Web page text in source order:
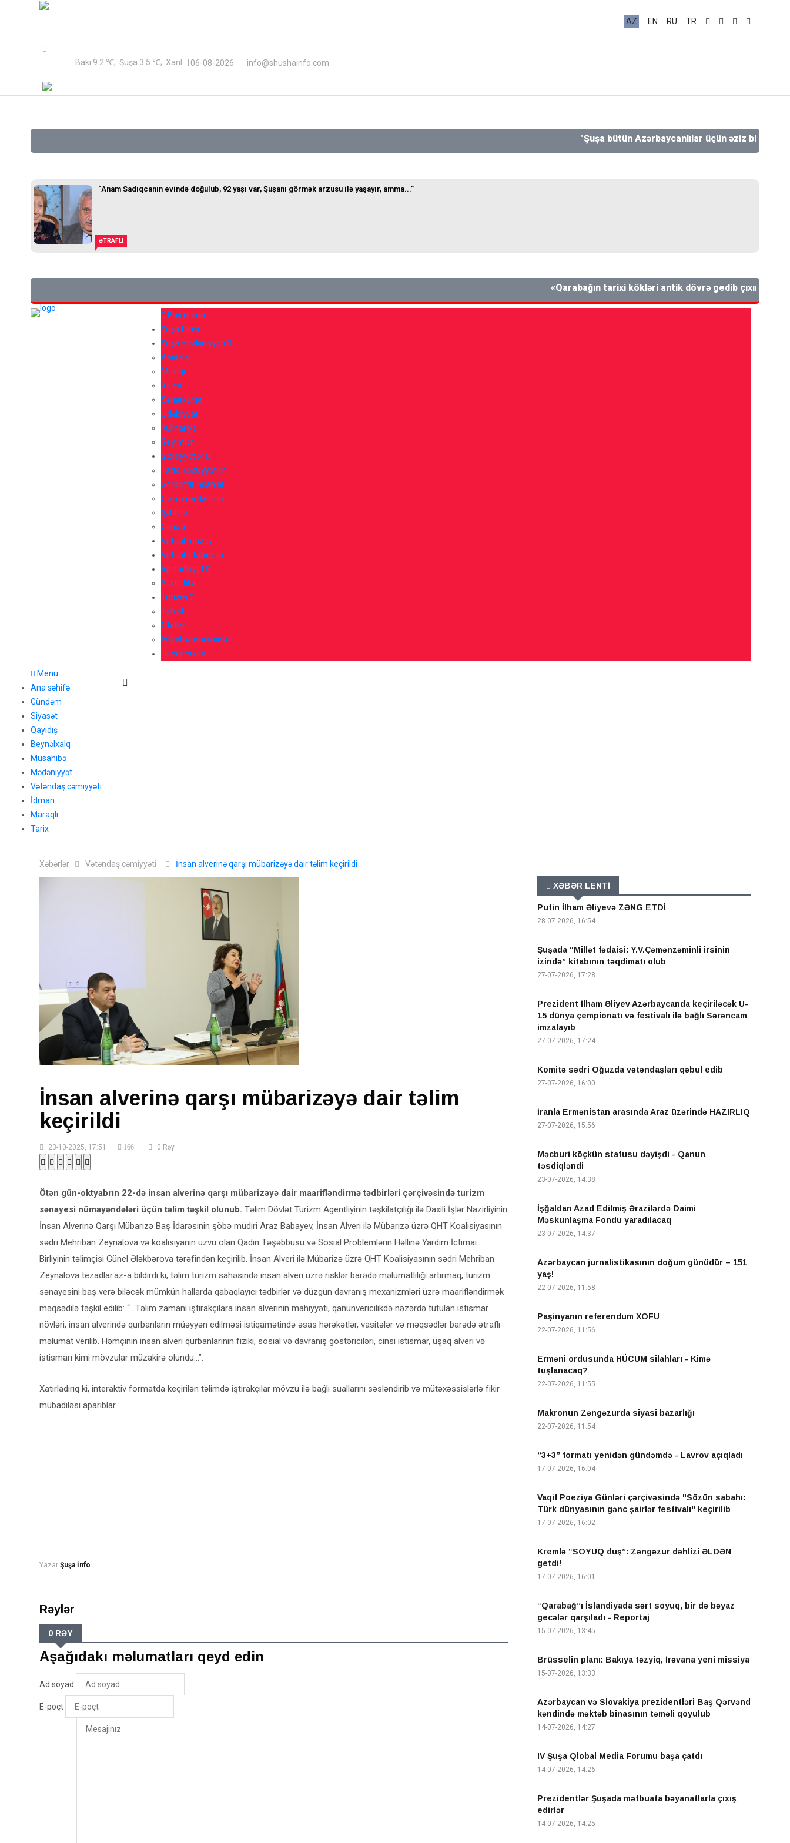
Bakı 9.2 ℃; Şuşa 3.5 ℃; Xankəndi 2 ℃;06-08-2026 info@shushainfo.com
AZ EN RU TR
"Şuşa bütün Azərbaycanlılar üçün əziz bir
“Anam Sadıqcanın evində doğulub, 92 yaşı var, Şuşanı görmək arzusu ilə yaşayır, amma...”
ƏTRAFLI
«Qarabağın tarixi kökləri antik dövrə gedib çıxır. Bu,
Baş menu
Şuşa tarixi
Şuşa mədəniyyəti
Abidələr
Musiqi
Xalça
Sənətkarlıq
Ədəbiyyat
Kulinariya
Geyimlər
Şəxsiyyətlər
Tarixi şəxsiyyətlər
Görkəmli insanlar
Qəhrəmanlarımız
Şəhidlər
Gənclər
Virtual muzey
Virtual kitabxana
İqtisadiyyat
Statistika
Turizm
Təbiəti
Otellər
İstirahət məskənləri
Haqqımızda
Menu
Ana səhifə
Gündəm
Siyasət
Qayıdış
Beynəlxalq
Müsahibə
Mədəniyyət
Vətəndaş cəmiyyəti
İdman
Maraqlı
Tarix
Xəbərlər Vətəndaş cəmiyyəti İnsan alverinə qarşı mübarizəyə dair təlim keçirildi
İnsan alverinə qarşı mübarizəyə dair təlim
keçirildi
23-10-2025, 17:51 166 0 Rəy
Ötən gün-oktyabrın 22-də insan alverinə qarşı mübarizəyə dair maarifləndirmə tədbirləri çərçivəsində turizm
sənayesi nümayəndələri üçün təlim təşkil olunub. Təlim Dövlət Turizm Agentliyinin təşkilatçılığı ilə Daxili İşlər Nazirliyinin
İnsan Alverinə Qarşı Mübarizə Baş İdarəsinin şöbə müdiri Araz Babayev, İnsan Alveri ilə Mübarizə üzrə QHT Koalisiyasının
sədri Mehriban Zeynalova və koalisiyanın üzvü olan Qadın Təşəbbüsü və Sosial Problemlərin Həllinə Yardım İctimai
Birliyinin təlimçisi Günel Ələkbərova tərəfindən keçirilib. İnsan Alveri ilə Mübarizə üzrə QHT Koalisiyasının sədri Mehriban
Zeynalova tezadlar.az-a bildirdi ki, təlim turizm sahəsində insan alveri üzrə risklər barədə məlumatlılığı artırmaq, turizm
sənayesini baş verə biləcək mümkün hallarda qabaqlayıcı tədbirlər və düzgün davranış mexanizmləri üzrə maarifləndirmək
məqsədilə təşkil edilib: “…Təlim zamanı iştirakçılara insan alverinin mahiyyəti, qanunvericilikdə nəzərdə tutulan istismar
növləri, insan alverində qurbanların müəyyən edilməsi istiqamətində əsas hərəkətlər, vasitələr və məqsədlər barədə ətraflı
məlumat verilib. Həmçinin insan alveri qurbanlarının fiziki, sosial və davranış göstəriciləri, cinsi istismar, uşaq alveri və
istismarı kimi mövzular müzakirə olundu…”.
Xatırladırıq ki, interaktiv formatda keçirilən təlimdə iştirakçılar mövzu ilə bağlı suallarını səsləndirib və mütəxəssislərlə fikir
mübadiləsi aparıblar.
Yazar Şuşa İnfo
Rəylər
0 RƏY
Aşağıdakı məlumatları qeyd edin
Ad soyad
E-poçt
XƏBƏR LENTİ
Putin İlham Əliyevə ZƏNG ETDİ
28-07-2026, 16:54
Şuşada “Millət fədaisi: Y.V.Çəmənzəminli irsinin
izində” kitabının təqdimatı olub
27-07-2026, 17:28
Prezident İlham Əliyev Azərbaycanda keçiriləcək U-
15 dünya çempionatı və festivalı ilə bağlı Sərəncam
imzalayıb
27-07-2026, 17:24
Komitə sədri Oğuzda vətəndaşları qəbul edib
27-07-2026, 16:00
İranla Ermənistan arasında Araz üzərində HAZIRLIQ
27-07-2026, 15:56
Məcburi köçkün statusu dəyişdi - Qanun
təsdiqləndi
23-07-2026, 14:38
İşğaldan Azad Edilmiş Ərazilərdə Daimi
Məskunlaşma Fondu yaradılacaq
23-07-2026, 14:37
Azərbaycan jurnalistikasının doğum günüdür – 151
yaş!
22-07-2026, 11:58
Paşinyanın referendum XOFU
22-07-2026, 11:56
Erməni ordusunda HÜCUM silahları - Kimə
tuşlanacaq?
22-07-2026, 11:55
Makronun Zəngəzurda siyasi bazarlığı
22-07-2026, 11:54
“3+3” formatı yenidən gündəmdə - Lavrov açıqladı
17-07-2026, 16:04
Vaqif Poeziya Günləri çərçivəsində "Sözün sabahı:
Türk dünyasının gənc şairlər festivalı" keçirilib
17-07-2026, 16:02
Kremlə “SOYUQ duş”: Zəngəzur dəhlizi ƏLDƏN
getdi!
17-07-2026, 16:01
“Qarabağ”ı İslandiyada sərt soyuq, bir də bəyaz
gecələr qarşıladı - Reportaj
15-07-2026, 13:45
Brüsselin planı: Bakıya təzyiq, İrəvana yeni missiya
15-07-2026, 13:33
Azərbaycan və Slovakiya prezidentləri Baş Qərvənd
kəndində məktəb binasının təməli qoyulub
14-07-2026, 14:27
IV Şuşa Qlobal Media Forumu başa çatdı
14-07-2026, 14:26
Prezidentlər Şuşada mətbuata bəyanatlarla çıxış
edirlər
14-07-2026, 14:25